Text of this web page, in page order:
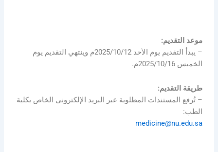
موعد التقديم:
– يبدأ التقديم يوم الأحد 2025/10/12م وينتهي التقديم يوم
الخميس 2025/10/16م.
طريقة التقديم:
– تُرفع المستندات المطلوبة عبر البريد الإلكتروني الخاص بكلية
الطب:
medicine@nu.edu.sa